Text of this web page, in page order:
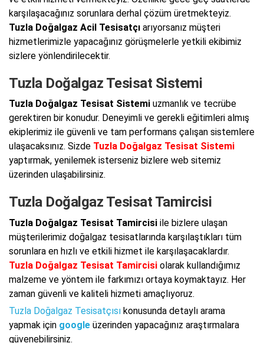
karşılaşacağınız sorunlara derhal çözüm üretmekteyiz.
Tuzla Doğalgaz Acil Tesisatçı arıyorsanız müşteri
hizmetlerimizle yapacağınız görüşmelerle yetkili ekibimiz
sizlere yönlendirilecektir.
Tuzla Doğalgaz Tesisat Sistemi
Tuzla Doğalgaz Tesisat Sistemi uzmanlık ve tecrübe
gerektiren bir konudur. Deneyimli ve gerekli eğitimleri almış
ekiplerimiz ile güvenli ve tam performans çalışan sistemlere
ulaşacaksınız. Sizde Tuzla Doğalgaz Tesisat Sistemi
yaptırmak, yenilemek isterseniz bizlere web sitemiz
üzerinden ulaşabilirsiniz.
Tuzla Doğalgaz Tesisat Tamircisi
Tuzla Doğalgaz Tesisat Tamircisi ile bizlere ulaşan
müşterilerimiz doğalgaz tesisatlarında karşılaştıkları tüm
sorunlara en hızlı ve etkili hizmet ile karşılaşacaklardır.
Tuzla Doğalgaz Tesisat Tamircisi olarak kullandığımız
malzeme ve yöntem ile farkımızı ortaya koymaktayız. Her
zaman güvenli ve kaliteli hizmeti amaçlıyoruz.
Tuzla Doğalgaz Tesisatçısı konusunda detaylı arama
yapmak için google üzerinden yapacağınız araştırmalara
güvenebilirsiniz.